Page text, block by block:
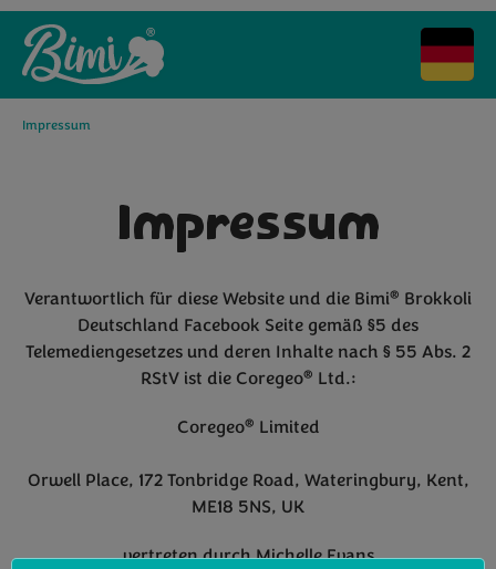
Impressum
Impressum
Verantwortlich für diese Website und die Bimi® Brokkoli
Deutschland Facebook Seite gemäß §5 des
Telemediengesetzes und deren Inhalte nach § 55 Abs. 2
RStV ist die Coregeo® Ltd.:
Coregeo® Limited
Orwell Place, 172 Tonbridge Road, Wateringbury, Kent,
ME18 5NS, UK
vertreten durch Michelle Evans